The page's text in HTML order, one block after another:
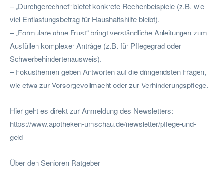
– „Durchgerechnet“ bietet konkrete Rechenbeispiele (z.B. wie
viel Entlastungsbetrag für Haushaltshilfe bleibt).
– „Formulare ohne Frust“ bringt verständliche Anleitungen zum
Ausfüllen komplexer Anträge (z.B. für Pflegegrad oder
Schwerbehindertenausweis).
– Fokusthemen geben Antworten auf die dringendsten Fragen,
wie etwa zur Vorsorgevollmacht oder zur Verhinderungspflege.
Hier geht es direkt zur Anmeldung des Newsletters:
https://www.apotheken-umschau.de/newsletter/pflege-und-
geld
Über den Senioren Ratgeber